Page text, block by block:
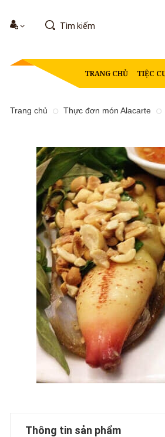
TRANG CHỦ TIỆC
Trang chủ Thực đơn món Alacarte
Thông tin sản phẩm